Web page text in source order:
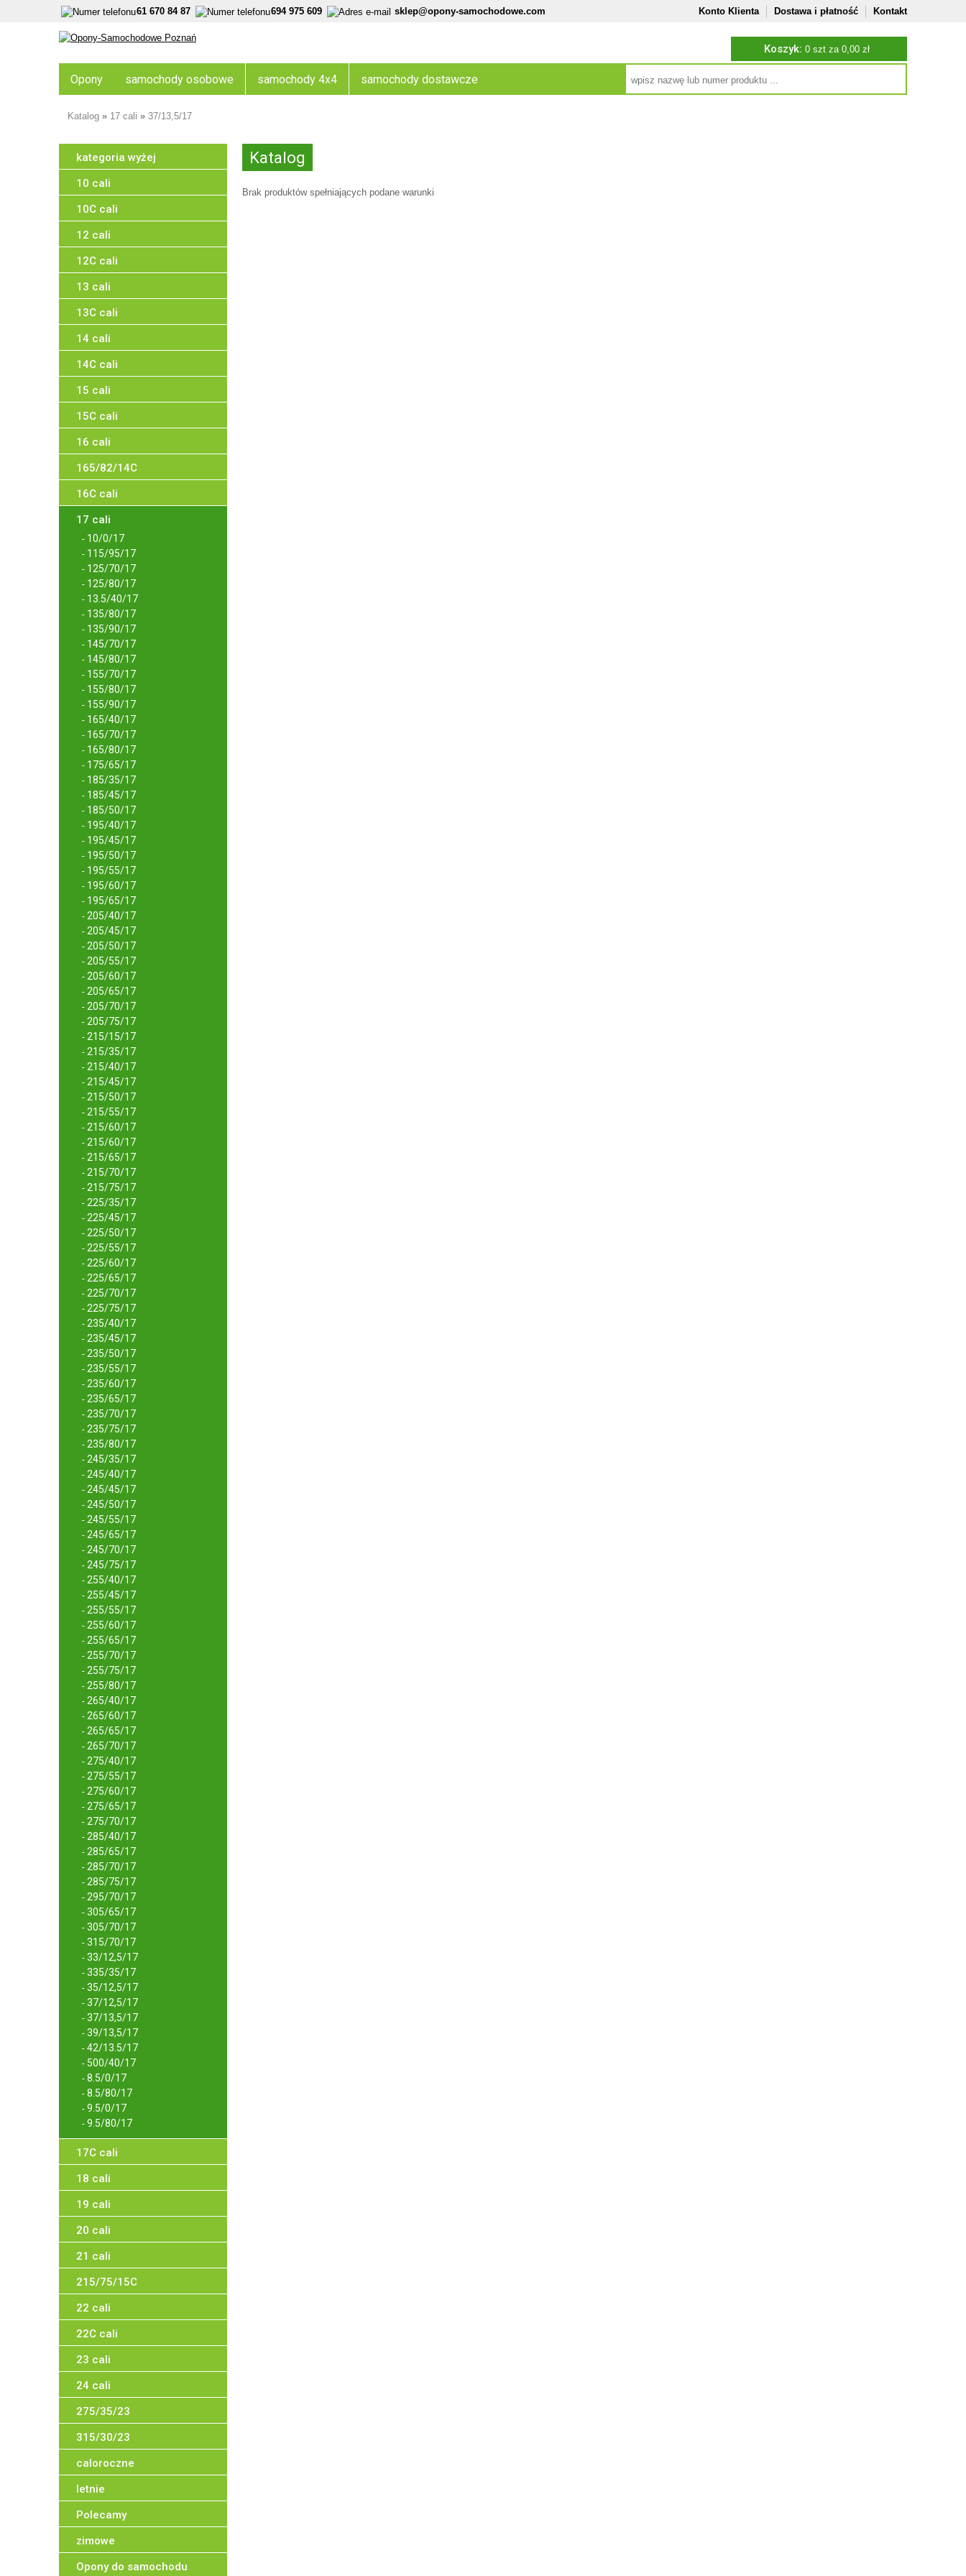
61 670 84 87 694 975 609 sklep@opony-samochodowe.com Konto Klienta Dostawa i płatność Kontakt
Koszyk: 0 szt za 0,00 zł
Opony samochody osobowe samochody 4x4 samochody dostawcze
Katalog » 17 cali » 37/13,5/17
10 cali
10C cali
12 cali
12C cali
13 cali
13C cali
14 cali
14C cali
15 cali
15C cali
16 cali
165/82/14C
16C cali
17 cali
- 10/0/17
- 115/95/17
- 125/70/17
- 125/80/17
- 13.5/40/17
- 135/80/17
- 135/90/17
- 145/70/17
- 145/80/17
- 155/70/17
- 155/80/17
- 155/90/17
- 165/40/17
- 165/70/17
- 165/80/17
- 175/65/17
- 185/35/17
- 185/45/17
- 185/50/17
- 195/40/17
- 195/45/17
- 195/50/17
- 195/55/17
- 195/60/17
- 195/65/17
- 205/40/17
- 205/45/17
- 205/50/17
- 205/55/17
- 205/60/17
- 205/65/17
- 205/70/17
- 205/75/17
- 215/15/17
- 215/35/17
- 215/40/17
- 215/45/17
- 215/50/17
- 215/55/17
- 215/60/17
- 215/60/17
- 215/65/17
- 215/70/17
- 215/75/17
- 225/35/17
- 225/45/17
- 225/50/17
- 225/55/17
- 225/60/17
- 225/65/17
- 225/70/17
- 225/75/17
- 235/40/17
- 235/45/17
- 235/50/17
- 235/55/17
- 235/60/17
- 235/65/17
- 235/70/17
- 235/75/17
- 235/80/17
- 245/35/17
- 245/40/17
- 245/45/17
- 245/50/17
- 245/55/17
- 245/65/17
- 245/70/17
- 245/75/17
- 255/40/17
- 255/45/17
- 255/55/17
- 255/60/17
- 255/65/17
- 255/70/17
- 255/75/17
- 255/80/17
- 265/40/17
- 265/60/17
- 265/65/17
- 265/70/17
- 275/40/17
- 275/55/17
- 275/60/17
- 275/65/17
- 275/70/17
- 285/40/17
- 285/65/17
- 285/70/17
- 285/75/17
- 295/70/17
- 305/65/17
- 305/70/17
- 315/70/17
- 33/12,5/17
- 335/35/17
- 35/12,5/17
- 37/12,5/17
- 37/13,5/17
- 39/13,5/17
- 42/13.5/17
- 500/40/17
- 8.5/0/17
- 8.5/80/17
- 9.5/0/17
- 9.5/80/17
17C cali
18 cali
19 cali
20 cali
21 cali
215/75/15C
22 cali
22C cali
23 cali
24 cali
275/35/23
315/30/23
caloroczne
letnie
Polecamy
zimowe
Opony do samochodu
Katalog
Brak produktów spełniających podane warunki